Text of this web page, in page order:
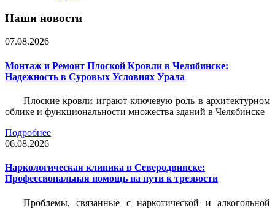
Наши новости
07.08.2026
Монтаж и Ремонт Плоской Кровли в Челябинске:
Надежность в Суровых Условиях Урала
Плоские кровли играют ключевую роль в архитектурном
облике и функциональности множества зданий в Челябинске
Подробнее
06.08.2026
Наркологическая клиника в Северодвинске:
Профессиональная помощь на пути к трезвости
Проблемы, связанные с наркотической и алкогольной